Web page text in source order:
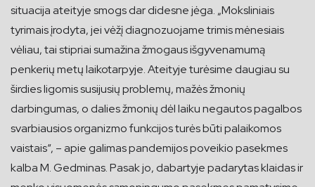
situacija ateityje smogs dar didesne jėga. „Moksliniais
tyrimais įrodyta, jei vėžį diagnozuojame trimis mėnesiais
vėliau, tai stipriai sumažina žmogaus išgyvenamumą
penkerių metų laikotarpyje. Ateityje turėsime daugiau su
širdies ligomis susijusių problemų, mažės žmonių
darbingumas, o dalies žmonių dėl laiku negautos pagalbos
svarbiausios organizmo funkcijos turės būti palaikomos
vaistais“, – apie galimas pandemijos poveikio pasekmes
kalba M. Gedminas. Pasak jo, dabartyje padarytas klaidas ir